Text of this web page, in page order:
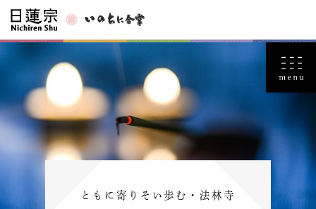
ともに寄りそい歩む・法林寺